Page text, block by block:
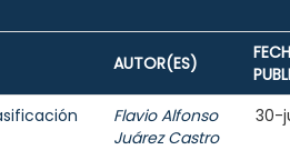
AUTOR(ES)
Flavio Alfonso
Juárez Castro
30-